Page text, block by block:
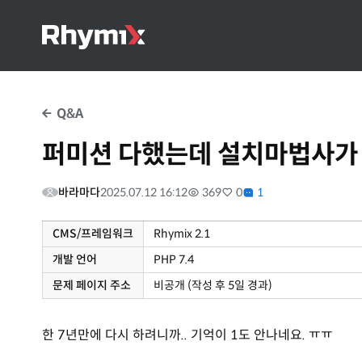
Q&A
퍼미션 다했는데 설치마법사
바라마다2025.07.12 16:12 369 0 1
CMS/프레임워크
Rhymix 2.1
개발 언어
PHP 7.4
문제 페이지 주소
비공개 (작성 후 5일 경과)
한 7년만에 다시 하려니까.. 기억이 1도 안나네요. ㅠㅠ